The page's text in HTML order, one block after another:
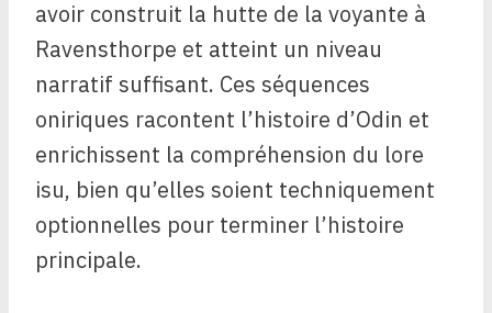
avoir construit la hutte de la voyante à
Ravensthorpe et atteint un niveau
narratif suffisant. Ces séquences
oniriques racontent l’histoire d’Odin et
enrichissent la compréhension du lore
isu, bien qu’elles soient techniquement
optionnelles pour terminer l’histoire
principale.